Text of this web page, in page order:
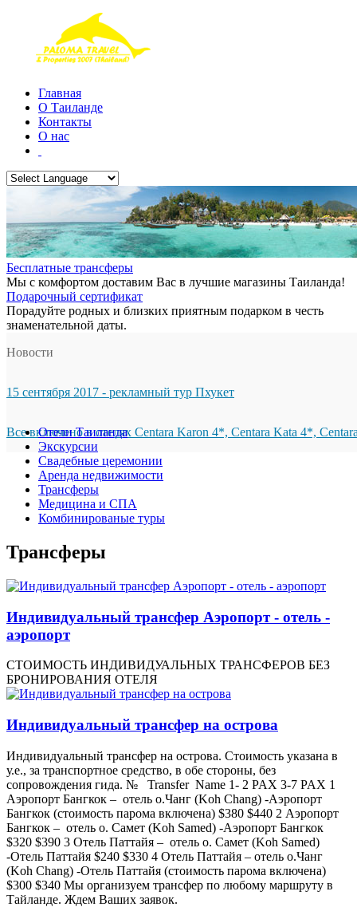
Главная
О Таиланде
Контакты
О нас
Бесплатные трансферы
Мы с комфортом доставим Вас в лучшие магазины Таиланда!
Подарочный сертификат
Порадуйте родных и близких приятным подарком в честь
знаменательной даты.
Новости
15 сентября 2017 - рекламный тур Пхукет
Все включено в отелях Centara Karon 4*, Centara Kata 4*,
Отели Таиланда
Экскурсии
Свадебные церемонии
Аренда недвижимости
Трансферы
Медицина и СПА
Комбинированые туры
Трансферы
Индивидуальный трансфер Аэропорт - отель -
аэропорт
СТОИМОСТЬ ИНДИВИДУАЛЬНЫХ ТРАНСФЕРОВ БЕЗ
БРОНИРОВАНИЯ ОТЕЛЯ
Индивидуальный трансфер на острова
Индивидуальный трансфер на острова. Стоимость указана в
у.е., за транспортное средство, в обе стороны, без
сопровождения гида. № Transfer Name 1- 2 PAX 3-7 PAX 1
Аэропорт Бангкок – отель о.Чанг (Koh Chang) -Аэропорт
Бангкок (стоимость парома включена) $380 $440 2 Аэропорт
Бангкок – отель о. Самет (Koh Samed) -Аэропорт Бангкок
$320 $390 3 Отель Паттайя – отель о. Самет (Koh Samed)
-Отель Паттайя $240 $330 4 Отель Паттайя – отель о.Чанг
(Koh Chang) -Отель Паттайя (стоимость парома включена)
$300 $340 Мы организуем трансфер по любому маршруту в
Тайланде. Ждем Ваших заявок.